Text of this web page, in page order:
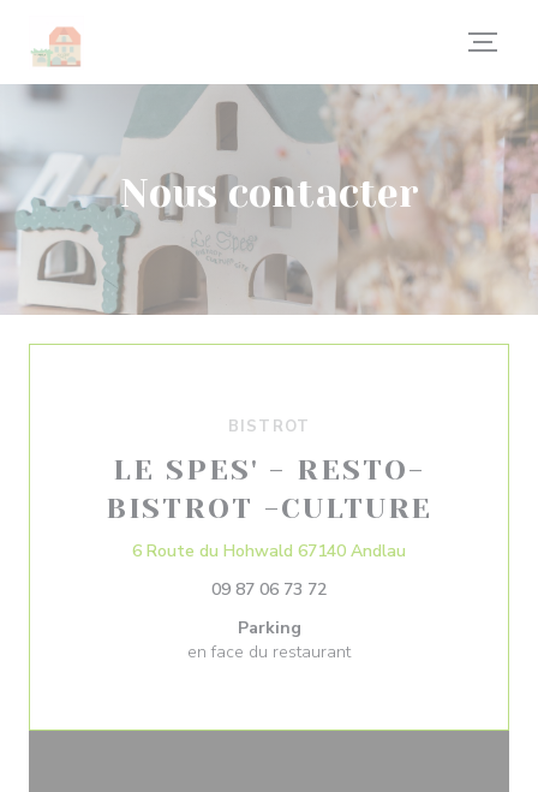
Nous contacter
BISTROT
LE SPES' - RESTO-
BISTROT -CULTURE
6 Route du Hohwald 67140 Andlau
09 87 06 73 72
Parking
en face du restaurant